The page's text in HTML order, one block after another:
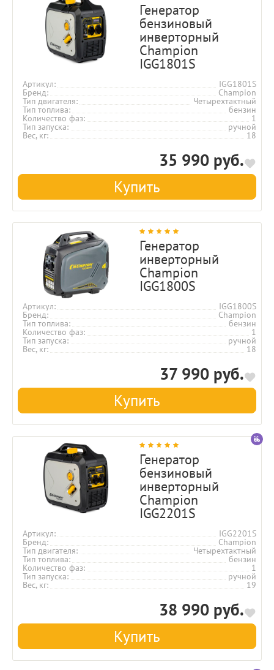
Генератор
бензиновый
инверторный
Champion
IGG1801S
Артикул IGG1801S
Бренд Champion
Тип двигателя Четырехтактный
Тип топлива бензин
Количество фаз 1
Тип запуска ручной
Вес, кг 18
35 990 руб.
Купить
Генератор
инверторный
Champion
IGG1800S
Артикул IGG1800S
Бренд Champion
Тип топлива бензин
Количество фаз 1
Тип запуска ручной
Вес, кг 18
37 990 руб.
Купить
Генератор
бензиновый
инверторный
Champion
IGG2201S
Артикул IGG2201S
Бренд Champion
Тип двигателя Четырехтактный
Тип топлива бензин
Количество фаз 1
Тип запуска ручной
Вес, кг 19
38 990 руб.
Купить